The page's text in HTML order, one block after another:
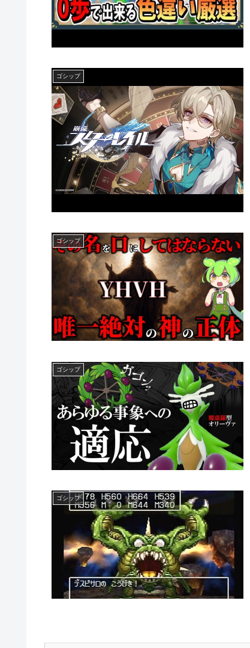
ゴシップ
ゴシップ
ゴシップ
ゴシップ